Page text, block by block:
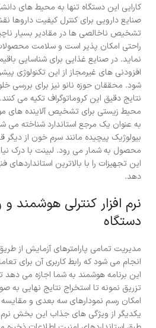
کارایی این دستگاه تنها به محیط های
صنایع دارویی برای کنترل کیفیت داروها
تشخیص ناخالصی ها در مقادیر بسیار
راحتی امکان پذیر است و سلامت
نماید. در صنایع غذایی برای شناسایی
افزودنی های غیرمجاز از این تکنولوژی
شود. محققان حوزه نانو نیز برای بررسی
نتایج دقیق این کروماتوگراف تکیه می
محیط زیستی برای تشخیص آلاینده های
به عنوان یک مرجع استاندارد شناخته می
بیولوژیک پیچیده مانند سرم خون از
محصول به شمار می رود. لبینت با درک
این تجهیزات را با بالاترین استانداردهای
دهد.
نرم افزار کنترلی هوشمند
دستگاه
مدیریت تمامی پارامترهای آزمایش از
انجام می شود که رابط کاربری آن برای
این برنامه هوشمند به شما اجازه می دهد
تزریق نمونه تا استخراج نتایج نهایی به
امکان رسم نمودارهای سه بعدی و مقایسه
یکدیگر از ویژگی های جذاب این بخش نرم